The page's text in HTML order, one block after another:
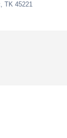
TK 45221